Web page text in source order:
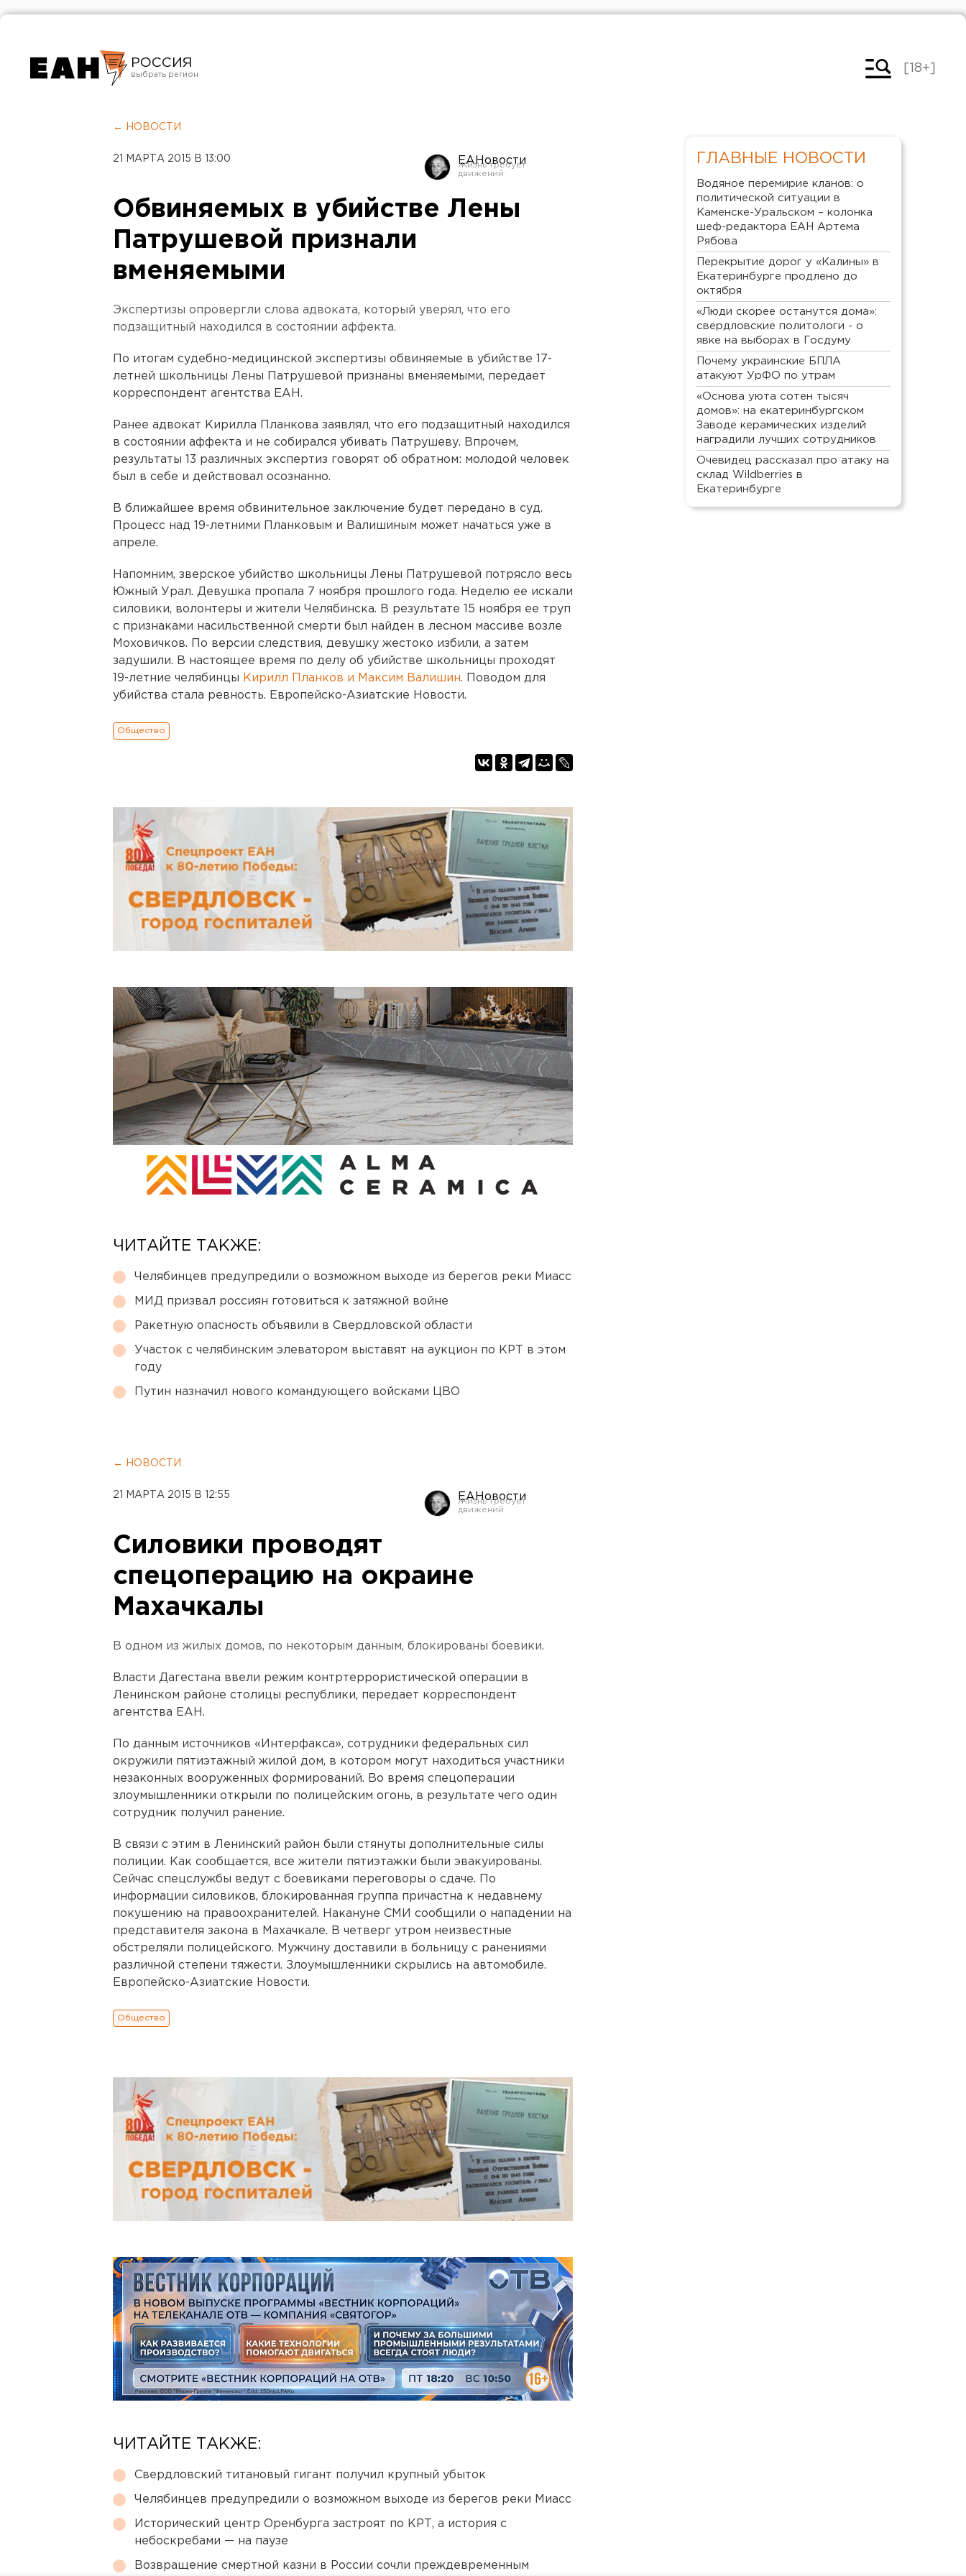
РОССИЯ
Челябинск
[18+]
← НОВОСТИ
21 МАРТА 2015 В 13:00 ЕАНовости
Обвиняемых в убийстве Лены
Патрушевой признали
вменяемыми
Экспертизы опровергли слова адвоката, который уверял, что его
подзащитный находился в состоянии аффекта.
По итогам судебно-медицинской экспертизы обвиняемые в убийстве 17-
летней школьницы Лены Патрушевой признаны вменяемыми, передает
корреспондент агентства ЕАН.
Ранее адвокат Кирилла Планкова заявлял, что его подзащитный находился
в состоянии аффекта и не собирался убивать Патрушеву. Впрочем,
результаты 13 различных экспертиз говорят об обратном: молодой человек
был в себе и действовал осознанно.
В ближайшее время обвинительное заключение будет передано в суд.
Процесс над 19-летними Планковым и Валишиным может начаться уже в
апреле.
Напомним, зверское убийство школьницы Лены Патрушевой потрясло весь
Южный Урал. Девушка пропала 7 ноября прошлого года. Неделю ее искали
силовики, волонтеры и жители Челябинска. В результате 15 ноября ее труп
с признаками насильственной смерти был найден в лесном массиве возле
Моховичков. По версии следствия, девушку жестоко избили, а затем
задушили. В настоящее время по делу об убийстве школьницы проходят
19-летние челябинцы Кирилл Планков и Максим Валишин. Поводом для
убийства стала ревность. Европейско-Азиатские Новости.
Общество
ЧИТАЙТЕ ТАКЖЕ:
Челябинцев предупредили о возможном выходе из берегов реки Миасс
МИД призвал россиян готовиться к затяжной войне
Ракетную опасность объявили в Свердловской области
Участок с челябинским элеватором выставят на аукцион по КРТ в этом
году
Путин назначил нового командующего войсками ЦВО
← НОВОСТИ
21 МАРТА 2015 В 12:55 ЕАНовости
Силовики проводят
спецоперацию на окраине
Махачкалы
В одном из жилых домов, по некоторым данным, блокированы боевики.
Власти Дагестана ввели режим контртеррористической операции в
Ленинском районе столицы республики, передает корреспондент
агентства ЕАН.
По данным источников «Интерфакса», сотрудники федеральных сил
окружили пятиэтажный жилой дом, в котором могут находиться участники
незаконных вооруженных формирований. Во время спецоперации
злоумышленники открыли по полицейским огонь, в результате чего один
сотрудник получил ранение.
В связи с этим в Ленинский район были стянуты дополнительные силы
полиции. Как сообщается, все жители пятиэтажки были эвакуированы.
Сейчас спецслужбы ведут с боевиками переговоры о сдаче. По
информации силовиков, блокированная группа причастна к недавнему
покушению на правоохранителей. Накануне СМИ сообщили о нападении на
представителя закона в Махачкале. В четверг утром неизвестные
обстреляли полицейского. Мужчину доставили в больницу с ранениями
различной степени тяжести. Злоумышленники скрылись на автомобиле.
Европейско-Азиатские Новости.
Общество
ЧИТАЙТЕ ТАКЖЕ:
Свердловский титановый гигант получил крупный убыток
Челябинцев предупредили о возможном выходе из берегов реки Миасс
Исторический центр Оренбурга застроят по КРТ, а история с
небоскребами — на паузе
Возвращение смертной казни в России сочли преждевременным
ГЛАВНЫЕ НОВОСТИ
Водяное перемирие кланов: о
политической ситуации в
Каменске-Уральском – колонка
шеф-редактора ЕАН Артема
Рябова
Перекрытие дорог у «Калины» в
Екатеринбурге продлено до
октября
«Люди скорее останутся дома»:
свердловские политологи - о
явке на выборах в Госдуму
Почему украинские БПЛА
атакуют УрФО по утрам
«Основа уюта сотен тысяч
домов»: на екатеринбургском
Заводе керамических изделий
наградили лучших сотрудников
Очевидец рассказал про атаку на
склад Wildberries в
Екатеринбурге